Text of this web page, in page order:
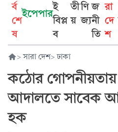
র্ব
শে
ষ
ইপেপার
ই
বিপ্ল
ব
তী
য়
ণি
জ্য
জ
নী
তি
রা
দে
শ
> সারা দেশ> ঢাকা
কঠোর গোপনীয়তায়
আদালতে সাবেক
হক